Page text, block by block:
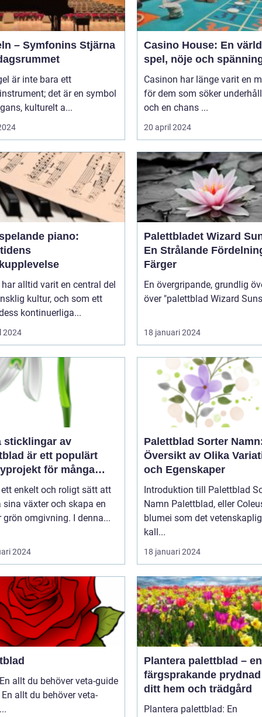
– Symfonins Stjärna
är inte bara ett
det är en symbol
kulturelt a...
Casino House: En
spel, nöje och
Casinon har länge varit en
för dem som söker
och en chans ...
20 april 2024
piano:
alltid varit en central del
kultur, och som ett
kontinuerliga...
2024
Palettbladet Wizard
En Strålande
Färger
En övergripande, grundlig
18 januari 2024
sticklingar av
är ett populärt
för många
enkelt och roligt sätt att
sina växter och skapa en
grön omgivning. I denna...
2024
Palettblad Sorter
Översikt av Olika
och Egenskaper
Introduktion till Palettblad
Namn Palettblad, eller Coleus
blumei som det
kall...
18 januari 2024
allt du behöver veta-guide
allt du behöver veta-
guide ...
Plantera palettblad – en
färgsprakande
ditt hem och trädgård
Plantera palettblad: En